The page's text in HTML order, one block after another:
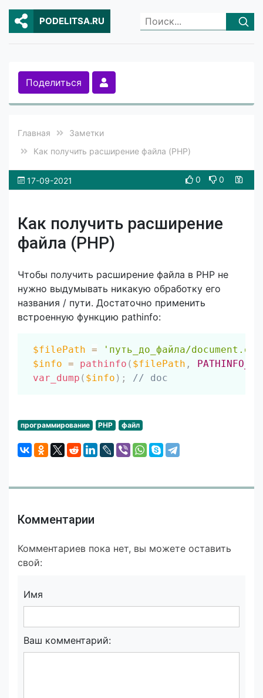
PODELITSA.RU
Поделиться
Главная
Заметки
Как получить расширение файла (PHP)
17-09-2021 0 0
Как получить расширение
файла (PHP)
Чтобы получить расширение файла в PHP не
нужно выдумывать никакую обработку его
названия / пути. Достаточно применить
встроенную функцию pathinfo:
$filePath =
'путь_до_файла/
$info = pathinfo ( $filePath ,
var_dump ( $info ) ; // doc
Скопировать
программирование PHP файл
Комментарии
Комментариев пока нет, вы можете оставить
свой:
Имя
Ваш комментарий: